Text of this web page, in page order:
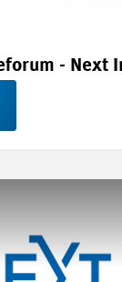
- Next